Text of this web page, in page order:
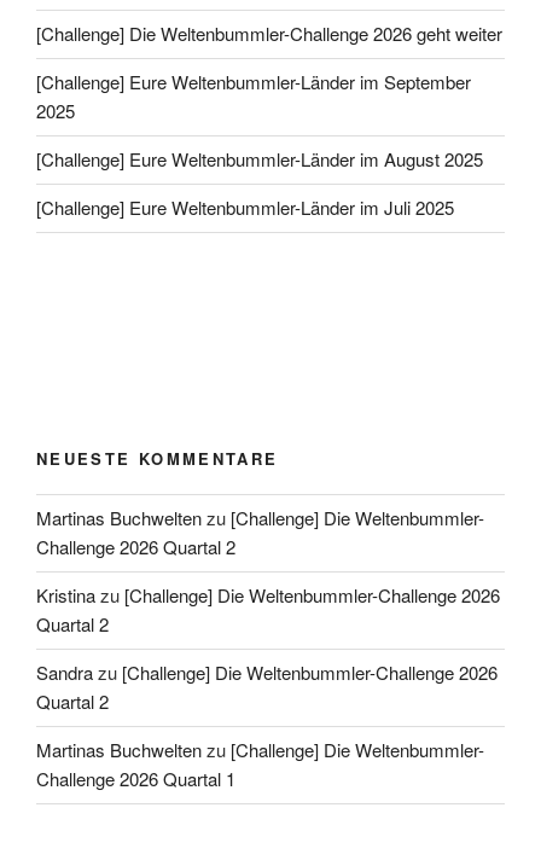
[Challenge] Die Weltenbummler-Challenge 2026 geht weiter
[Challenge] Eure Weltenbummler-Länder im September
2025
[Challenge] Eure Weltenbummler-Länder im August 2025
[Challenge] Eure Weltenbummler-Länder im Juli 2025
NEUESTE KOMMENTARE
Martinas Buchweltenzu [Challenge] Die Weltenbummler-
Challenge 2026 Quartal 2
Kristinazu [Challenge] Die Weltenbummler-Challenge 2026
Quartal 2
Sandrazu [Challenge] Die Weltenbummler-Challenge 2026
Quartal 2
Martinas Buchweltenzu [Challenge] Die Weltenbummler-
Challenge 2026 Quartal 1